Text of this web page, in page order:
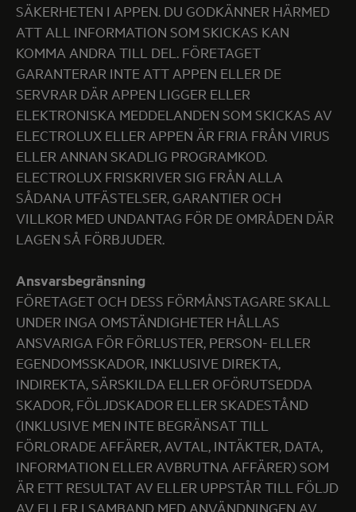
SÄKERHETEN I APPEN. DU GODKÄNNER HÄRMED
ATT ALL INFORMATION SOM SKICKAS KAN
KOMMA ANDRA TILL DEL. FÖRETAGET
GARANTERAR INTE ATT APPEN ELLER DE
SERVRAR DÄR APPEN LIGGER ELLER
ELEKTRONISKA MEDDELANDEN SOM SKICKAS AV
ELECTROLUX ELLER APPEN ÄR FRIA FRÅN VIRUS
ELLER ANNAN SKADLIG PROGRAMKOD.
ELECTROLUX FRISKRIVER SIG FRÅN ALLA
SÅDANA UTFÄSTELSER, GARANTIER OCH
VILLKOR MED UNDANTAG FÖR DE OMRÅDEN DÄR
LAGEN SÅ FÖRBJUDER.
Ansvarsbegränsning
FÖRETAGET OCH DESS FÖRMÅNSTAGARE SKALL
UNDER INGA OMSTÄNDIGHETER HÅLLAS
ANSVARIGA FÖR FÖRLUSTER, PERSON- ELLER
EGENDOMSSKADOR, INKLUSIVE DIREKTA,
INDIREKTA, SÄRSKILDA ELLER OFÖRUTSEDDA
SKADOR, FÖLJDSKADOR ELLER SKADESTÅND
(INKLUSIVE MEN INTE BEGRÄNSAT TILL
FÖRLORADE AFFÄRER, AVTAL, INTÄKTER, DATA,
INFORMATION ELLER AVBRUTNA AFFÄRER) SOM
ÄR ETT RESULTAT AV ELLER UPPSTÅR TILL FÖLJD
AV ELLER I SAMBAND MED ANVÄNDNINGEN AV,